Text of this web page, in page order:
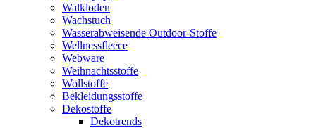
Walkloden
Wachstuch
Wasserabweisende Outdoor-Stoffe
Wellnessfleece
Webware
Weihnachtsstoffe
Wollstoffe
Bekleidungsstoffe
Dekostoffe
Dekotrends